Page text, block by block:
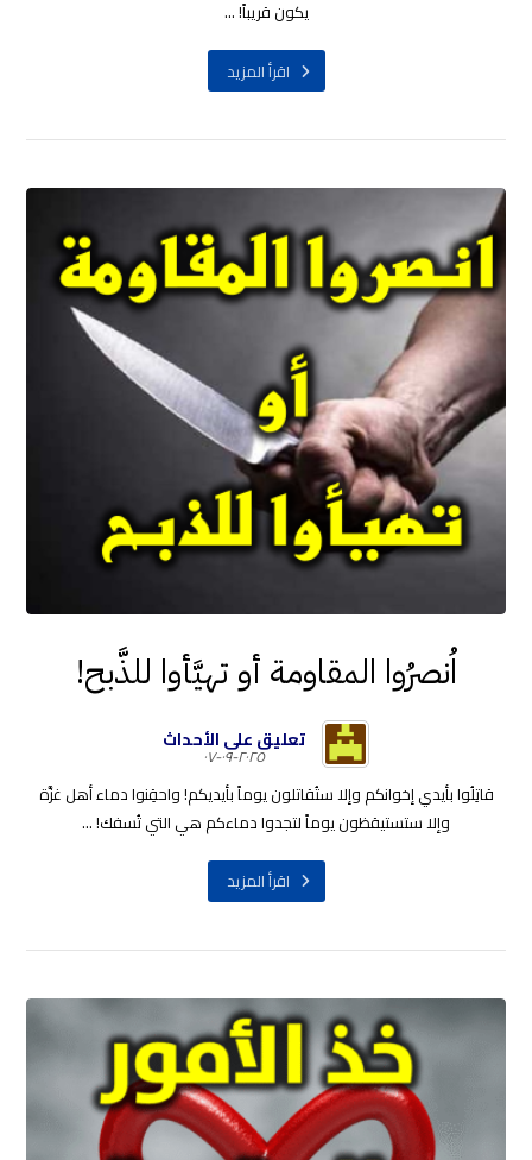
يكون قريباً! ...
اقرأ المزيد
اُنصرُوا المقاومة أو تهيَّأوا للذَّبح!
تعليق على الأحداث
٢٠٢٥-٠٩-٠٧
قاتِلُوا بأيدي إخوانكم وإلا ستُقاتلون يوماً بأيديكم! واحقِنوا دماء أهل غزَّة
وإلا ستستيقظون يوماً لتجدوا دماءكم هي التي تُسفك! ...
اقرأ المزيد